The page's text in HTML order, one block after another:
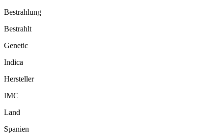
Bestrahlung
Bestrahlt
Genetic
Indica
Hersteller
IMC
Land
Spanien